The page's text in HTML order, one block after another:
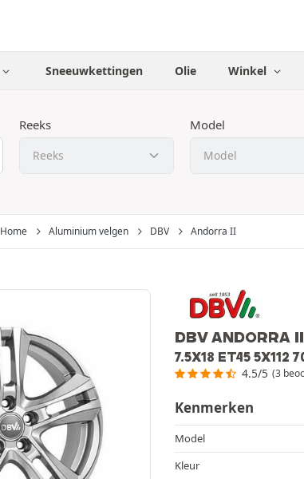
Sneeuwkettingen Olie Winkel
Reeks Model
Home Aluminium velgen DBV Andorra II
DBV ANDORRA II
7.5X18 ET45 5X112
4.5/5 (3
Kenmerken
Model
Kleur